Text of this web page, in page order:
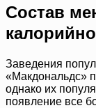
Состав
Заведения
«Макдональдс»
однако их
появление все